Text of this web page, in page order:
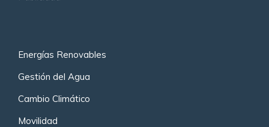
Energías Renovables
Gestión del Agua
Cambio Climático
Movilidad